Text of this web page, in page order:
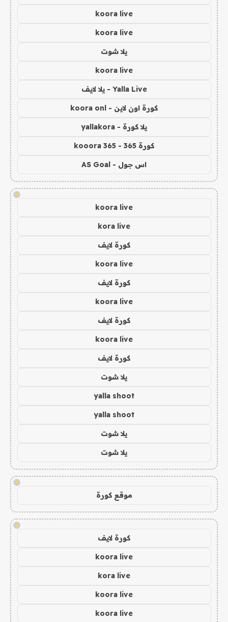
koora live
koora live
يلا شوت
koora live
Yalla Live - يلا لايف
كورة اون لاين - koora onl
يلا كورة - yallakora
كورة 365 - kooora 365
اس جول - AS Goal
!
koora live
kora live
كورة لايف
koora live
كورة لايف
koora live
كورة لايف
koora live
كورة لايف
يلا شوت
yalla shoot
yalla shoot
يلا شوت
يلا شوت
!
موقع كورة
!
كورة لايف
koora live
kora live
koora live
koora live